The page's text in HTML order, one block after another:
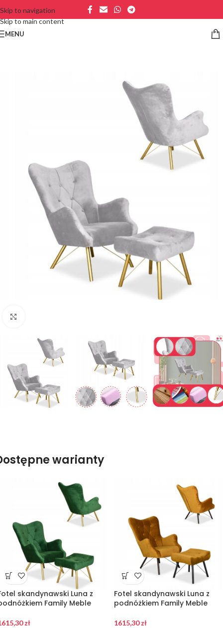
Skip to navigation
Skip to main content
MENU
warianty
skandynawski Luna z
Family Meble
zł
Fotel skandynawski Luna z
podnóżkiem Family Meble
1615,30zł